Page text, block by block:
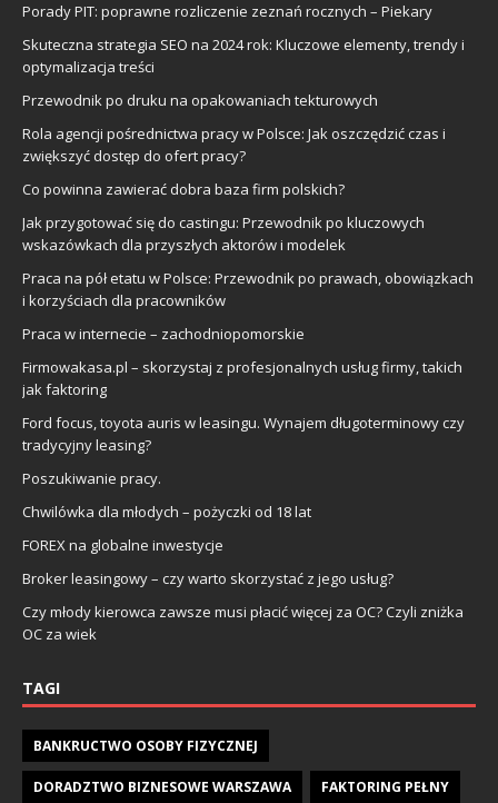
Porady PIT: poprawne rozliczenie zeznań rocznych – Piekary
Skuteczna strategia SEO na 2024 rok: Kluczowe elementy, trendy i
optymalizacja treści
Przewodnik po druku na opakowaniach tekturowych
Rola agencji pośrednictwa pracy w Polsce: Jak oszczędzić czas i
zwiększyć dostęp do ofert pracy?
Co powinna zawierać dobra baza firm polskich?
Jak przygotować się do castingu: Przewodnik po kluczowych
wskazówkach dla przyszłych aktorów i modelek
Praca na pół etatu w Polsce: Przewodnik po prawach, obowiązkach
i korzyściach dla pracowników
Praca w internecie – zachodniopomorskie
Firmowakasa.pl – skorzystaj z profesjonalnych usług firmy, takich
jak faktoring
Ford focus, toyota auris w leasingu. Wynajem długoterminowy czy
tradycyjny leasing?
Poszukiwanie pracy.
Chwilówka dla młodych – pożyczki od 18 lat
FOREX na globalne inwestycje
Broker leasingowy – czy warto skorzystać z jego usług?
Czy młody kierowca zawsze musi płacić więcej za OC? Czyli zniżka
OC za wiek
TAGI
BANKRUCTWO OSOBY FIZYCZNEJ
DORADZTWO BIZNESOWE WARSZAWA FAKTORING PEŁNY